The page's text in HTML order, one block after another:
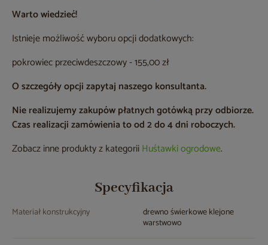
Warto wiedzieć!
Istnieje możliwość wyboru opcji dodatkowych:
pokrowiec przeciwdeszczowy - 155,00 zł
O szczegóły opcji zapytaj naszego konsultanta.
Nie realizujemy zakupów płatnych gotówką przy odbiorze.
Czas realizacji zamówienia to od 2 do 4 dni roboczych.
Zobacz inne produkty z kategoriiHuśtawki ogrodowe.
Specyfikacja
Materiał konstrukcyjny drewno świerkowe klejone
warstwowo